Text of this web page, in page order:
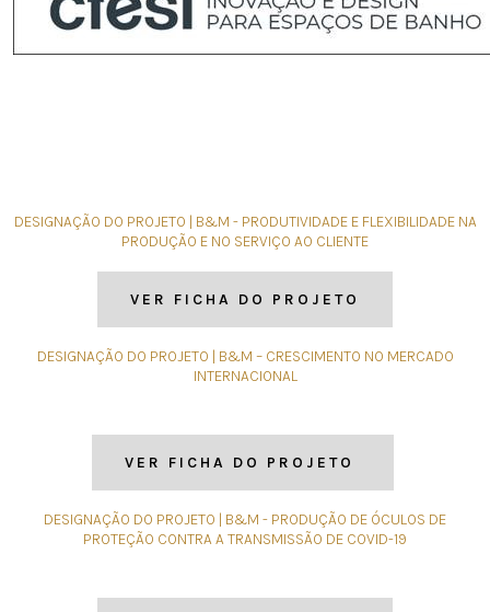
DESIGNAÇÃO DO PROJETO | B&M - PRODUTIVIDADE E FLEXIBILIDADE NA
PRODUÇÃO E NO SERVIÇO AO CLIENTE
VER FICHA DO PROJETO
DESIGNAÇÃO DO PROJETO | B&M – CRESCIMENTO NO MERCADO
INTERNACIONAL
VER FICHA DO PROJETO
DESIGNAÇÃO DO PROJETO | B&M - PRODUÇÃO DE ÓCULOS DE
PROTEÇÃO CONTRA A TRANSMISSÃO DE COVID-19